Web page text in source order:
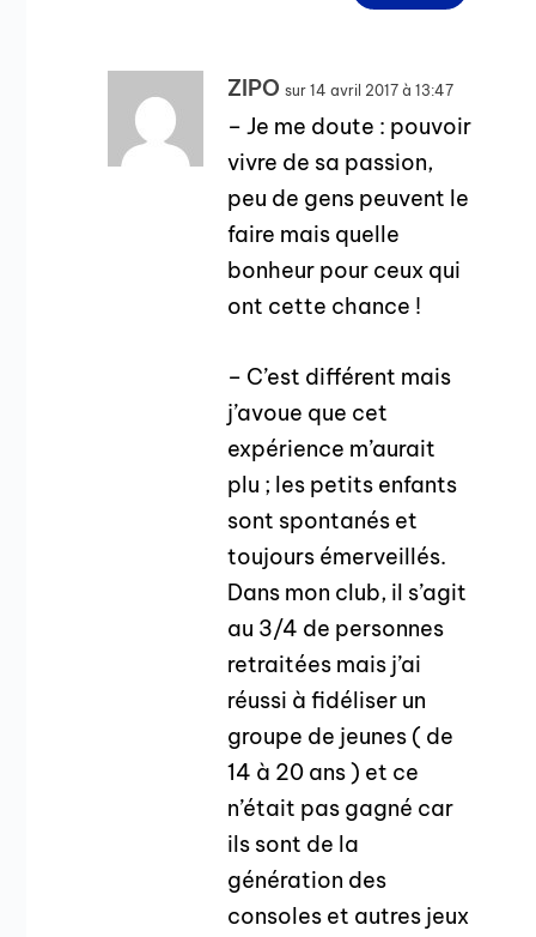
ZIPO sur 14 avril 2017 à 13:47
– Je me doute : pouvoir
vivre de sa passion,
peu de gens peuvent le
faire mais quelle
bonheur pour ceux qui
ont cette chance !
– C’est différent mais
j’avoue que cet
expérience m’aurait
plu ; les petits enfants
sont spontanés et
toujours émerveillés.
Dans mon club, il s’agit
au 3/4 de personnes
retraitées mais j’ai
réussi à fidéliser un
groupe de jeunes ( de
14 à 20 ans ) et ce
n’était pas gagné car
ils sont de la
génération des
consoles et autres jeux